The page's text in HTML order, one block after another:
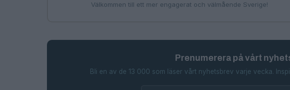
Välkommen till ett mer engagerat och välmående Sverige!
Prenumerera på vårt
Bli en av de 13 000 som läser vårt nyhetsbrev varje vecka.